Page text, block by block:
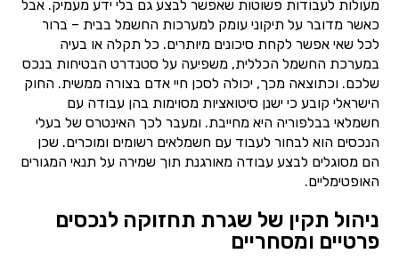
מעולות לעבודות פשוטות שאפשר לבצע גם בלי ידע מעמיק. אבל
כאשר מדובר על תיקוני עומק למערכות החשמל בבית – ברור
לכל שאי אפשר לקחת סיכונים מיותרים. כל תקלה או בעיה
במערכת החשמל הכללית, משפיעה על סטנדרט הבטיחות בנכס
שלכם. וכתוצאה מכך, יכולה לסכן חיי אדם בצורה ממשית. החוק
הישראלי קובע כי ישנן סיטואציות מסוימות בהן עבודה עם
חשמלאי בבלפוריה היא מחייבת. ומעבר לכך האינטרס של בעלי
הנכסים הוא לבחור לעבוד עם חשמלאים רשומים ומוכרים. שכן
הם מסוגלים לבצע עבודה מאורגנת תוך שמירה על תנאי המגורים
האופטימליים.
ניהול תקין של שגרת תחזוקה לנכסים
פרטיים ומסחריים